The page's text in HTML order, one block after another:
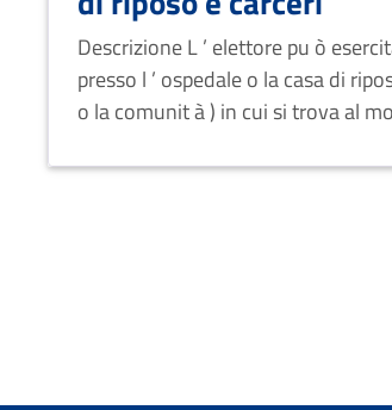
Descrizione L ’ elettore pu ò
presso l ’ ospedale o la casa di
o la comunit à ) in cui si trova al